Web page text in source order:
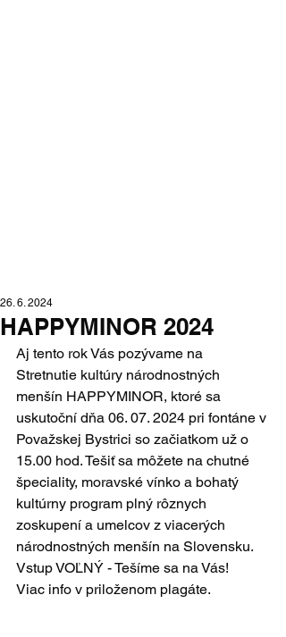
HAPPYMINOR 2024
26. 6. 2024
Aj tento rok Vás pozývame na
Stretnutie kultúry národnostných
menšín HAPPYMINOR, ktoré sa
uskutoční dňa 06. 07. 2024 pri fontáne v
Považskej Bystrici so začiatkom už o
15.00 hod. Tešiť sa môžete na chutné
špeciality, moravské vínko a bohatý
kultúrny program plný rôznych
zoskupení a umelcov z viacerých
národnostných menšín na Slovensku.
Vstup VOĽNÝ - Tešíme sa na Vás!
Viac info v priloženom plagáte.